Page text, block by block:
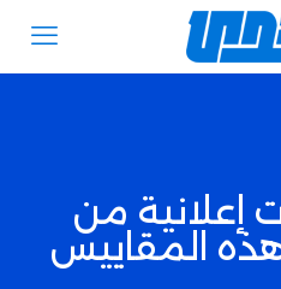
إعلانية من
المقاييس